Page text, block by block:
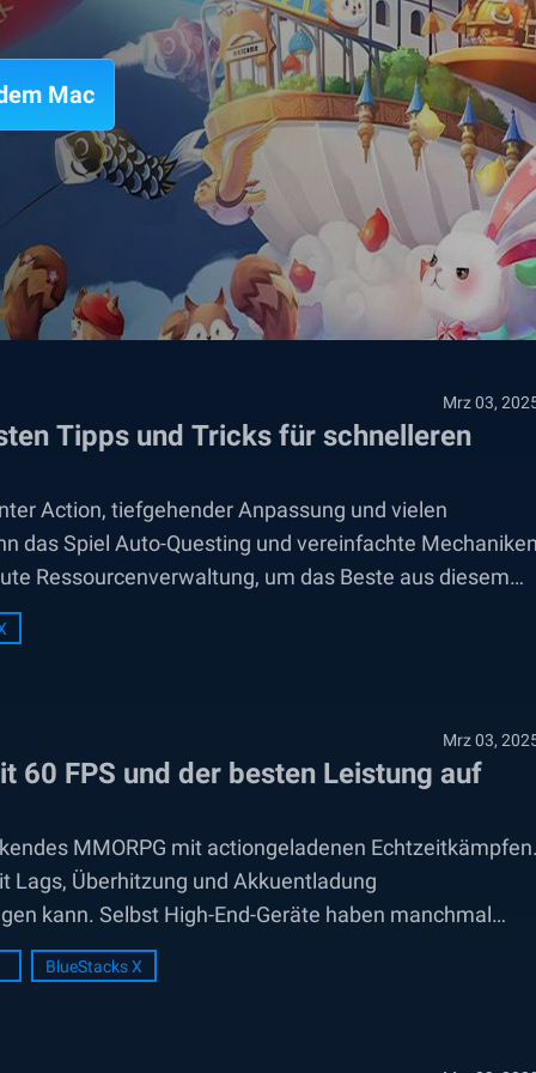
Mac
Mrz 03,
Tipps und Tricks für schnelleren
Action, tiefgehender Anpassung und vielen
das Spiel Auto-Questing und vereinfachte
Ressourcenverwaltung, um das Beste aus diesem
Tipps, damit...
Mrz 03,
60 FPS und der besten Leistung auf
MMORPG mit actiongeladenen
Lags, Überhitzung und Akkuentladung
kann. Selbst High-End-Geräte haben manchmal
Leistung aufrechtzuerhalten. Mit BlueStacks
BlueStacks X